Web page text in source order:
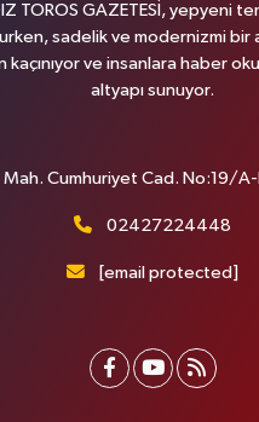
TOROS GAZETESİ, yepyeni
sadelik ve modernizmi bir
kaçınıyor ve insanlara haber
altyapı sunuyor.
Mah. Cumhuriyet Cad. No:19/
02427224448
[email protected]